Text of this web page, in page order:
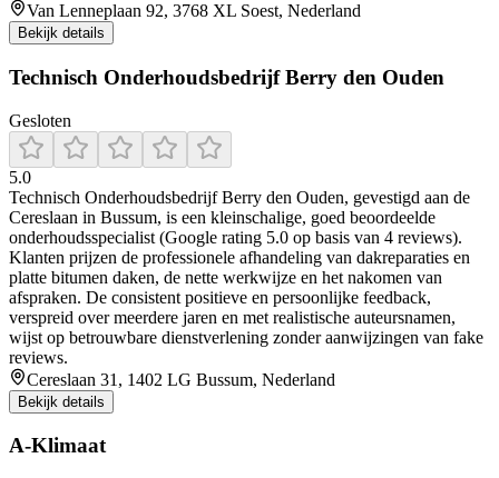
Van Lenneplaan 92, 3768 XL Soest, Nederland
Bekijk details
Technisch Onderhoudsbedrijf Berry den Ouden
Gesloten
5.0
Technisch Onderhoudsbedrijf Berry den Ouden, gevestigd aan de
Cereslaan in Bussum, is een kleinschalige, goed beoordeelde
onderhoudsspecialist (Google rating 5.0 op basis van 4 reviews).
Klanten prijzen de professionele afhandeling van dakreparaties en
platte bitumen daken, de nette werkwijze en het nakomen van
afspraken. De consistent positieve en persoonlijke feedback,
verspreid over meerdere jaren en met realistische auteursnamen,
wijst op betrouwbare dienstverlening zonder aanwijzingen van fake
reviews.
Cereslaan 31, 1402 LG Bussum, Nederland
Bekijk details
A-Klimaat